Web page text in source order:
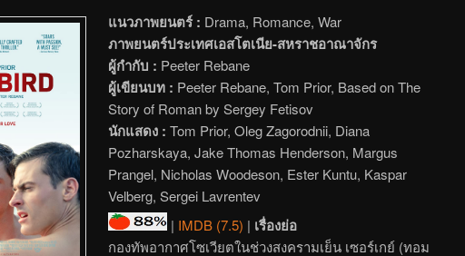
แนวภาพยนตร์ : Drama, Romance, War
ภาพยนตร์ประเทศเอสโตเนีย-สหราชอาณาจักร
ผู้กำกับ : Peeter Rebane
ผู้เขียนบท : Peeter Rebane, Tom Prior, Based on The
Story of Roman by Sergey Fetisov
นักแสดง : Tom Prior, Oleg Zagorodnii, Diana
Pozharskaya, Jake Thomas Henderson, Margus
Prangel, Nicholas Woodeson, Ester Kuntu, Kaspar
Velberg, Sergei Lavrentev
| IMDB (7.5) | เรื่องย่อ
กองทัพอากาศโซเวียตในช่วงสงครามเย็น เซอร์เกย์ (ทอม